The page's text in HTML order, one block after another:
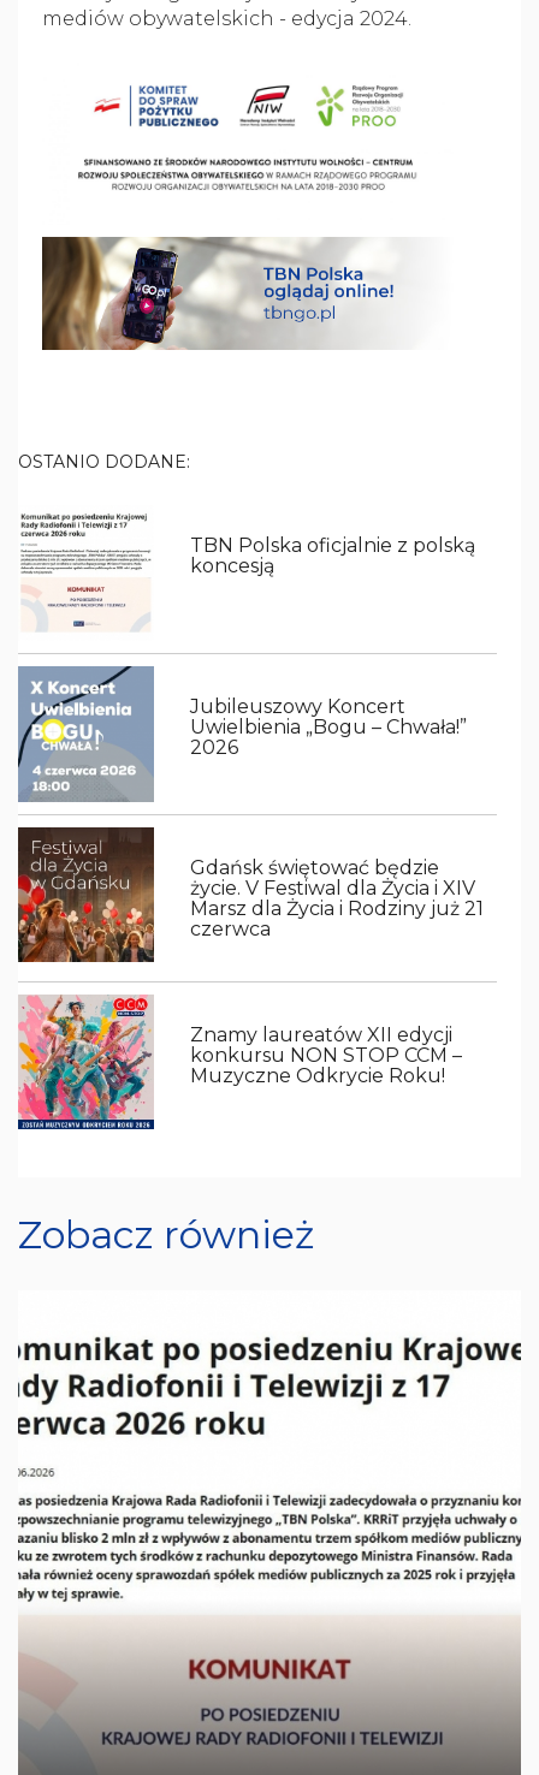
mediów obywatelskich - edycja 2024.
OSTANIO DODANE:
TBN Polska oficjalnie z polską
koncesją
Jubileuszowy Koncert
Uwielbienia „Bogu – Chwała!”
2026
Gdańsk świętować będzie
życie. V Festiwal dla Życia i XIV
Marsz dla Życia i Rodziny już 21
czerwca
Znamy laureatów XII edycji
konkursu NON STOP CCM –
Muzyczne Odkrycie Roku!
Zobacz również